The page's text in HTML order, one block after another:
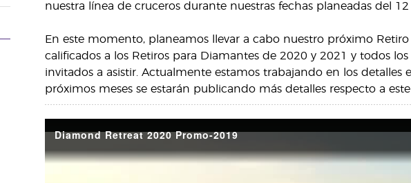
nuestra línea de cruceros durante nuestras fechas planeadas del 12
En este momento, planeamos llevar a cabo nuestro próximo
calificados a los Retiros para Diamantes de 2020 y 2021 y todos
invitados a asistir. Actualmente estamos trabajando en los detalles
próximos meses se estarán publicando más detalles respecto a este